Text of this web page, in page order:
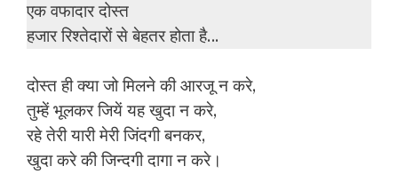
एक वफादार दोस्त
हजार रिश्तेदारों से बेहतर होता है…
दोस्त ही क्या जो मिलने की आरजू न करे,
तुम्हें भूलकर जियें यह खुदा न करे,
रहे तेरी यारी मेरी जिंदगी बनकर,
खुदा करे की जिन्दगी दागा न करे।